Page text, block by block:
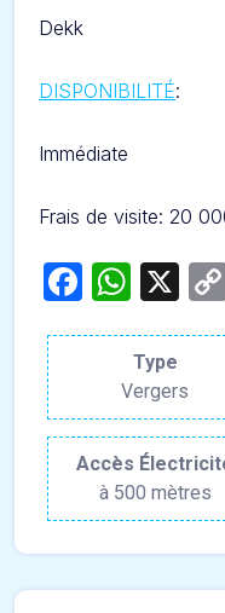
Dekk
DISPONIBILITÉ:
Immédiate
Frais de visite: 20
X
Type
Vergers
Accès
à 500 mètres